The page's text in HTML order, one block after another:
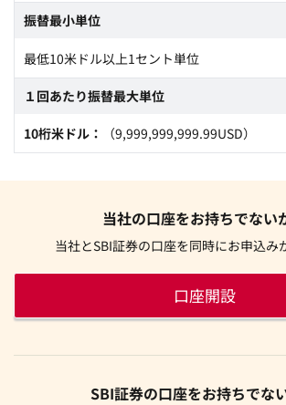
振替最小単位
最低10米ドル以上1セント単位
１回あたり振替最大単位
10桁米ドル （9,999,999,999.99USD）
当社の口座をお持ちでない
当社とSBI証券の口座を同時にお申込み
口座開設
SBI証券の口座をお持ちでな